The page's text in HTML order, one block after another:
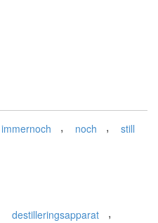
immernoch , noch , still
destilleringsapparat ,